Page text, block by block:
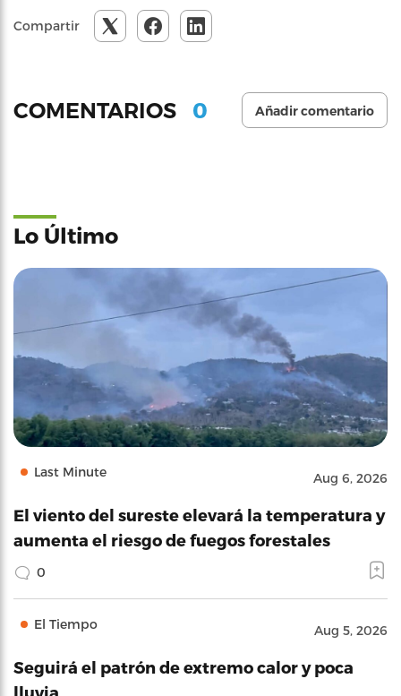
Compartir
COMENTARIOS 0 Añadir comentario
Lo Último
Last Minute Aug 6, 2026
El viento del sureste elevará la temperatura y
aumenta el riesgo de fuegos forestales
0
El Tiempo Aug 5, 2026
Seguirá el patrón de extremo calor y poca
lluvia